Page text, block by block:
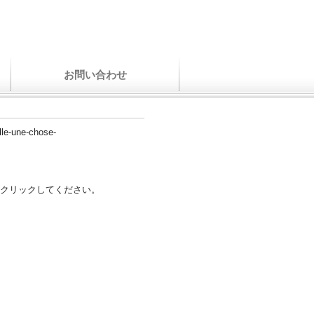
お問い合わせ
une-chose-
リックしてください。